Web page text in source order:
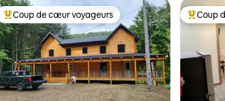
Coup de cœur voyageurs parmi les plus aimés
Coup de cœur voyageurs Coup de
Coup